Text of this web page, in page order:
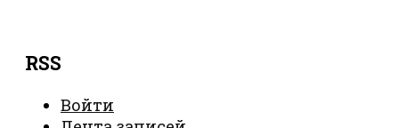
RSS
Войти